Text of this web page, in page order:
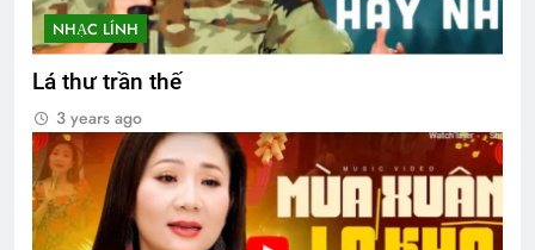
NHẠC LÍNH
Lá thư trần thế
3 years ago